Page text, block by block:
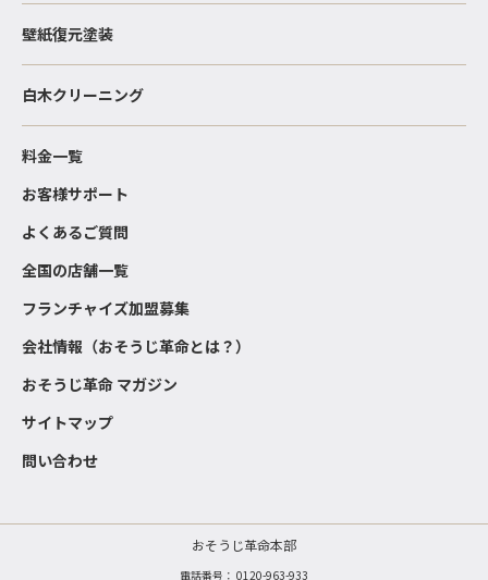
壁紙復元塗装
白木クリーニング
料金一覧
お客様サポート
よくあるご質問
全国の店舗一覧
フランチャイズ加盟募集
会社情報（おそうじ革命とは？）
おそうじ革命 マガジン
サイトマップ
問い合わせ
おそうじ革命本部
電話番号： 0120-963-933